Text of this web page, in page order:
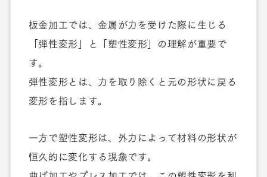
板金加工では、金属が力を受けた際に生じる
「弾性変形」と「塑性変形」の理解が重要で
す。
弾性変形とは、力を取り除くと元の形状に戻る
変形を指します。
一方で塑性変形は、外力によって材料の形状が
恒久的に変化する現象です。